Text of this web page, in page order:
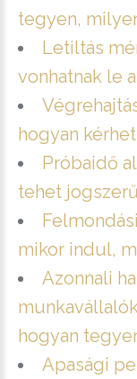
tegyen,
Letiltás
vonhatnak le
hogyan
Próbaidő
tehet
mikor indul,
Azonnali
hogyan
Apasági